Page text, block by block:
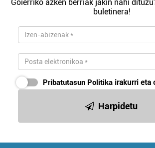
Goierriko azken berriak jakin nahi
buletinera!
Pribatutasun Politika irakurri eta
Harpidetu